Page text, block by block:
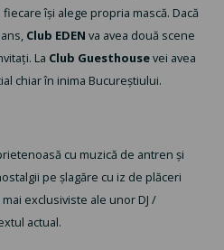
își alege propria mască. Dacă
Club EDEN va avea două scene
La Club Guesthousevei avea
chiar în inima Bucureștiului.
cu muzică de antren și
pe șlagăre cu iz de plăceri
exclusiviste ale unor DJ /
actual.